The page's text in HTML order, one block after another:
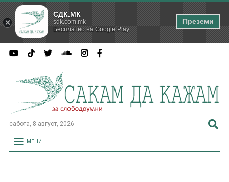
сабота, 8 август, 2026
МЕНИ
СДК.МК
sdk.com.mk
Бесплатно на Google Play
Преземи